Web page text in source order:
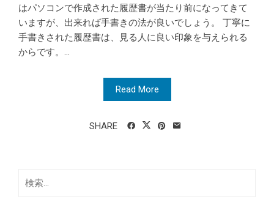
はパソコンで作成された履歴書が当たり前になってきて
いますが、出来れば手書きの法が良いでしょう。 丁寧に
手書きされた履歴書は、見る人に良い印象を与えられる
からです。...
Read More
SHARE
索: